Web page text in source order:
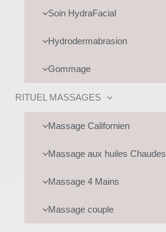
Soin HydraFacial
Hydrodermabrasion
Gommage
RITUEL MASSAGES
Massage Californien
Massage aux huiles Chaudes
Massage 4 Mains
Massage couple